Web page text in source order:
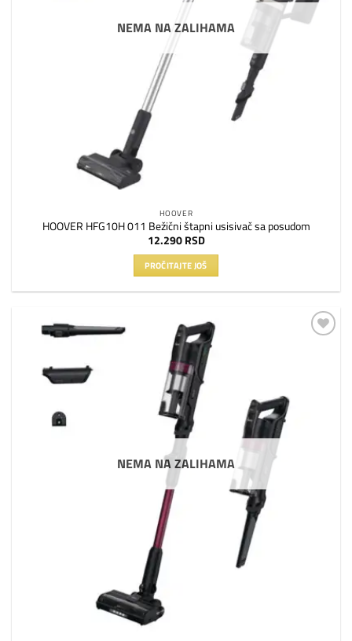
NEMA NA ZALIHAMA
HOOVER
HOOVER HFG10H 011 Bežični štapni usisivač sa posudom
12.290 RSD
PROČITAJTE JOŠ
NEMA NA ZALIHAMA